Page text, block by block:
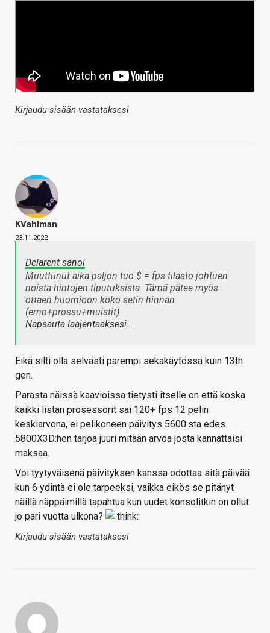
Kirjaudu sisään vastataksesi
KVahlman
23.11.2022
Delarent sanoi
Muuttunut aika paljon tuo $ = fps tilasto johtuen
noista hintojen tiputuksista. Tämä pätee myös
ottaen huomioon koko setin hinnan
(emo+prossu+muistit)
Napsauta laajentaaksesi…
Eikä silti olla selvästi parempi sekakäytössä kuin 13th
gen.
Parasta näissä kaavioissa tietysti itselle on että koska
kaikki listan prosessorit sai 120+ fps 12 pelin
keskiarvona, ei pelikoneen päivitys 5600:sta edes
5800X3D:hen tarjoa juuri mitään arvoa josta kannattaisi
maksaa.
Voi tyytyväisenä päivityksen kanssa odottaa sitä päivää
kun 6 ydintä ei ole tarpeeksi, vaikka eikös se pitänyt
näillä näppäimillä tapahtua kun uudet konsolitkin on ollut
jo pari vuotta ulkona?
Kirjaudu sisään vastataksesi